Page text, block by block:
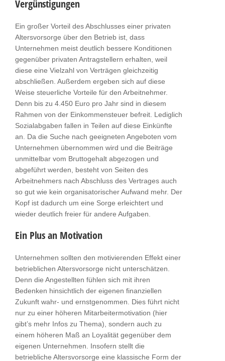
Vergünstigungen
Ein großer Vorteil des Abschlusses einer privaten
Altersvorsorge über den Betrieb ist, dass
Unternehmen meist deutlich bessere Konditionen
gegenüber privaten Antragstellern erhalten, weil
diese eine Vielzahl von Verträgen gleichzeitig
abschließen. Außerdem ergeben sich auf diese
Weise steuerliche Vorteile für den Arbeitnehmer.
Denn bis zu 4.450 Euro pro Jahr sind in diesem
Rahmen von der Einkommensteuer befreit. Lediglich
Sozialabgaben fallen in Teilen auf diese Einkünfte
an. Da die Suche nach geeigneten Angeboten vom
Unternehmen übernommen wird und die Beiträge
unmittelbar vom Bruttogehalt abgezogen und
abgeführt werden, besteht von Seiten des
Arbeitnehmers nach Abschluss des Vertrages auch
so gut wie kein organisatorischer Aufwand mehr. Der
Kopf ist dadurch um eine Sorge erleichtert und
wieder deutlich freier für andere Aufgaben.
Ein Plus an Motivation
Unternehmen sollten den motivierenden Effekt einer
betrieblichen Altersvorsorge nicht unterschätzen.
Denn die Angestellten fühlen sich mit ihren
Bedenken hinsichtlich der eigenen finanziellen
Zukunft wahr- und ernstgenommen. Dies führt nicht
nur zu einer höheren Mitarbeitermotivation (hier
gibt’s mehr Infos zu Thema), sondern auch zu
einem höheren Maß an Loyalität gegenüber dem
eigenen Unternehmen. Insofern stellt die
betriebliche Altersvorsorge eine klassische Form der